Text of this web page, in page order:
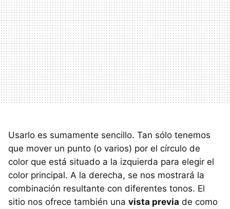
Usarlo es sumamente sencillo. Tan sólo tenemos
que mover un punto (o varios) por el círculo de
color que está situado a la izquierda para elegir el
color principal. A la derecha, se nos mostrará la
combinación resultante con diferentes tonos. El
sitio nos ofrece también una vista previa de como